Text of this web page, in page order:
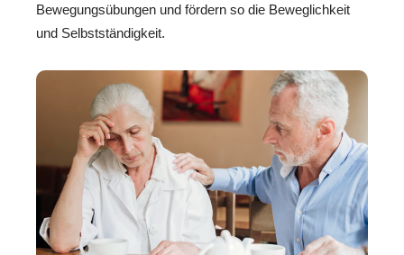
Bewegungsübungen und fördern so die Beweglichkeit
und Selbstständigkeit.